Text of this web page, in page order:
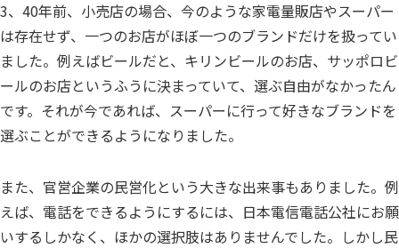
3、40年前、小売店の場合、今のような家電量販店やスーパー
は存在せず、一つのお店がほぼ一つのブランドだけを扱ってい
ました。例えばビールだと、キリンビールのお店、サッポロビ
ールのお店というふうに決まっていて、選ぶ自由がなかったん
です。それが今であれば、スーパーに行って好きなブランドを
選ぶことができるようになりました。
また、官営企業の民営化という大きな出来事もありました。例
えば、電話をできるようにするには、日本電信電話公社にお願
いするしかなく、ほかの選択肢はありませんでした。しかし民